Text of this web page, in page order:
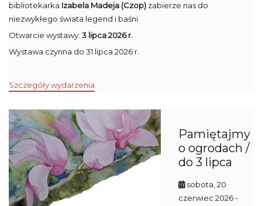
bibliotekarka Izabela Madeja (Czop) zabierze nas do
niezwykłego świata legend i baśni.
Otwarcie wystawy: 3 lipca 2026 r.
Wystawa czynna do 31 lipca 2026 r.
Szczegóły wydarzenia
Pamiętajmy
o ogrodach /
do 3 lipca
sobota, 20
czerwiec 2026-